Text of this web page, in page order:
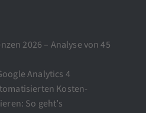
2026 – Analyse von 45
Analytics 4
Kosten-
So geht’s